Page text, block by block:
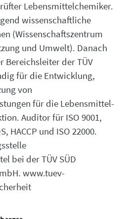
Lebensmittelchemiker.
wissenschaftliche
(Wissenschaftszentrum
und Umwelt). Danach
Bereichsleiter der TÜV
für die Entwicklung,
von
für die Lebensmittel-
Auditor für ISO 9001,
HACCP und ISO 22000.
bei der TÜV SÜD
www.tuev-